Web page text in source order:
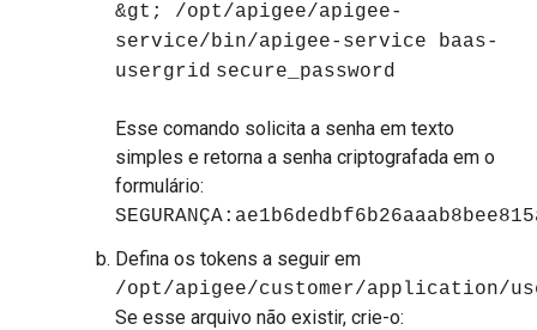
&gt; /opt/apigee/apigee-
service/bin/apigee-service baas-
usergrid secure_password
Esse comando solicita a senha em texto
simples e retorna a senha criptografada em o
formulário:
Defina os tokens a seguir em
/opt/apigee/customer/application/
Se esse arquivo não existir, crie-o: